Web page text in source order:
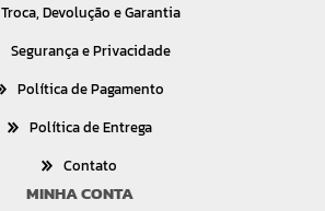
Troca, Devolução e Garantia
Segurança e Privacidade
Política de Pagamento
Política de Entrega
Contato
MINHA CONTA